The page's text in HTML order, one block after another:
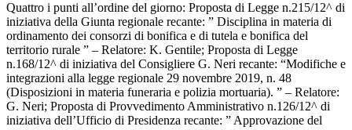
Quattro i punti all’ordine del giorno: Proposta di Legge n.215/12^ di
iniziativa della Giunta regionale recante: ” Disciplina in materia di
ordinamento dei consorzi di bonifica e di tutela e bonifica del
territorio rurale ” – Relatore: K. Gentile; Proposta di Legge
n.168/12^ di iniziativa del Consigliere G. Neri recante: “Modifiche e
integrazioni alla legge regionale 29 novembre 2019, n. 48
(Disposizioni in materia funeraria e polizia mortuaria). ” – Relatore:
G. Neri; Proposta di Provvedimento Amministrativo n.126/12^ di
iniziativa dell’Ufficio di Presidenza recante: ” Approvazione del